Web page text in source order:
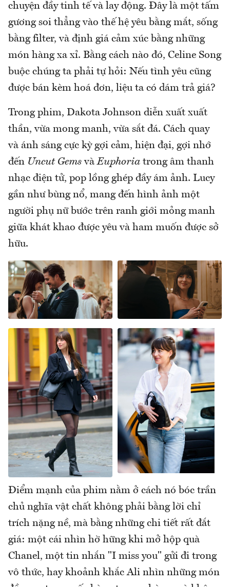
chuyện đầy tinh tế và lay động. Đây là một tấm
gương soi thẳng vào thế hệ yêu bằng mắt, sống
bằng filter, và định giá cảm xúc bằng những
món hàng xa xỉ. Bằng cách nào đó, Celine Song
buộc chúng ta phải tự hỏi: Nếu tình yêu cũng
được bán kèm hoá đơn, liệu ta có dám trả giá?
Trong phim, Dakota Johnson diễn xuất xuất
thần, vừa mong manh, vừa sắt đá. Cách quay
và ánh sáng cực kỳ gợi cảm, hiện đại, gợi nhớ
đến Uncut Gems vàEuphoria trong âm thanh
nhạc điện tử, pop lồng ghép đầy ám ảnh. Lucy
gần như bùng nổ, mang đến hình ảnh một
người phụ nữ bước trên ranh giới mỏng manh
giữa khát khao được yêu và ham muốn được sở
hữu.
Điểm mạnh của phim nằm ở cách nó bóc trần
chủ nghĩa vật chất không phải bằng lời chỉ
trích nặng nề, mà bằng những chi tiết rất đắt
giá: một cái nhìn hờ hững khi mở hộp quà
Chanel, một tin nhắn "I miss you" gửi đi trong
vô thức, hay khoảnh khắc Ali nhìn những món